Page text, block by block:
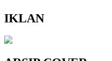
IKLAN